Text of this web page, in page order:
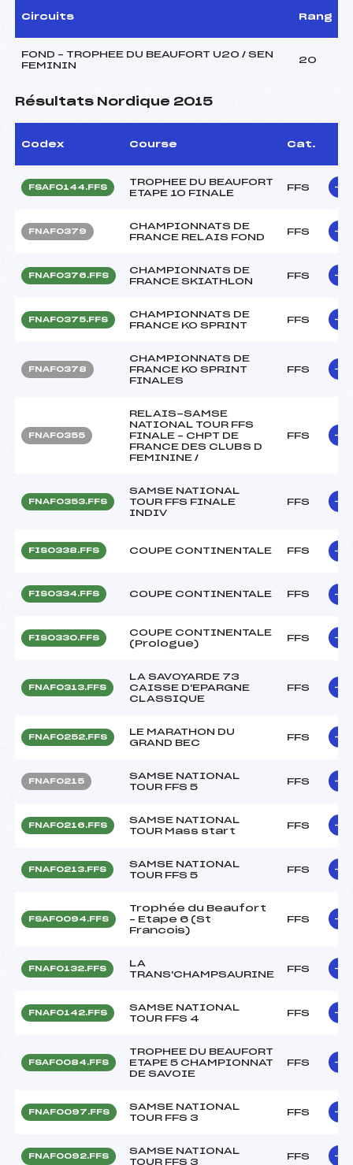
Circuits Rang
FOND – TROPHEE DU BEAUFORT U20 / SEN
FEMININ
20
Résultats Nordique 2015
Codex Course Cat.
FSAF0144.FFS
TROPHEE DU BEAUFORT
ETAPE 10 FINALE
FFS
FNAF0379
CHAMPIONNATS DE
FRANCE RELAIS FOND
FFS
FNAF0376.FFS
CHAMPIONNATS DE
FRANCE SKIATHLON
FFS
FNAF0375.FFS
CHAMPIONNATS DE
FRANCE KO SPRINT
FFS
FNAF0378
CHAMPIONNATS DE
FRANCE KO SPRINT
FINALES
FFS
FNAF0355
RELAIS-SAMSE
NATIONAL TOUR FFS
FINALE – CHPT DE
FRANCE DES CLUBS D
FEMININE /
FFS
FNAF0353.FFS
SAMSE NATIONAL
TOUR FFS FINALE
INDIV
FFS
FIS0338.FFS COUPE CONTINENTALE FFS
FIS0334.FFS COUPE CONTINENTALE FFS
FIS0330.FFS
COUPE CONTINENTALE
(Prologue)
FFS
FNAF0313.FFS
LA SAVOYARDE 73
CAISSE D'EPARGNE
CLASSIQUE
FFS
FNAF0252.FFS
LE MARATHON DU
GRAND BEC
FFS
FNAF0215
SAMSE NATIONAL
TOUR FFS 5
FFS
FNAF0216.FFS
SAMSE NATIONAL
TOUR Mass start
FFS
FNAF0213.FFS
SAMSE NATIONAL
TOUR FFS 5
FFS
FSAF0094.FFS
Trophée du Beaufort
– Etape 6 (St
Francois)
FFS
FNAF0132.FFS
LA
TRANS'CHAMPSAURINE
FFS
FNAF0142.FFS
SAMSE NATIONAL
TOUR FFS 4
FFS
FSAF0084.FFS
TROPHEE DU BEAUFORT
ETAPE 5 CHAMPIONNAT
DE SAVOIE
FFS
FNAF0097.FFS
SAMSE NATIONAL
TOUR FFS 3
FFS
FNAF0092.FFS
SAMSE NATIONAL
TOUR FFS 3
FFS